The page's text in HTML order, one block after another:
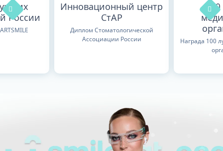
России
Инновационный центр
СтАР
Диплом Стоматологической
Ассоциации России
Награда 100